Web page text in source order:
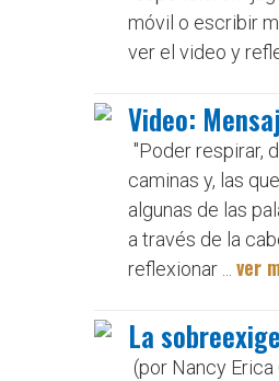
móvil o escribir
ver el video y
Video:
"Poder respirar,
caminas y, las
algunas de las
a través de la
reflexionar ... ver
La
(por Nancy